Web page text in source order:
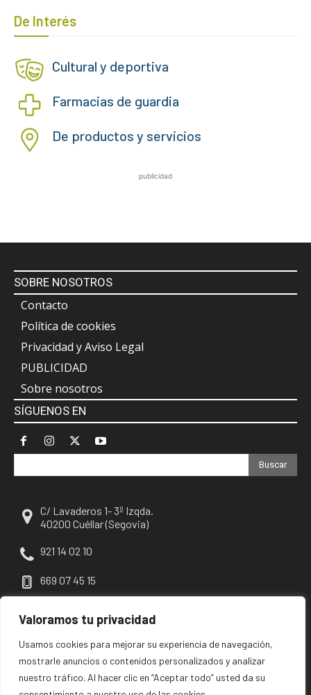
Valoramos tu privacidad
Usamos cookies para mejorar su experiencia de navegación,
mostrarle anuncios o contenidos personalizados y analizar
nuestro tráfico. Al hacer clic en “Aceptar todo” usted da su
De Interés
Cultural y deportiva
Farmacias de guardia
De productos y servicios
publicidad
SOBRE NOSOTROS
Contacto
Política de cookies
Privacidad y Aviso Legal
PUBLICIDAD
Sobre nosotros
SÍGUENOS EN
Buscar
C/ Lavaderos 1- 3º Izqda.
40200 Cuéllar (Segovia)
921 14 02 10
669 07 45 15